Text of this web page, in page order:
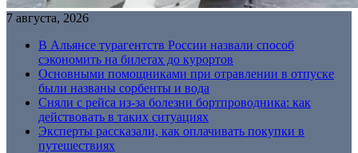
7 августа, 2026
В Альянсе турагентств России назвали способ
сэкономить на билетах до курортов
Основными помощниками при отравлении в отпуске
были названы сорбенты и вода
Сняли с рейса из-за болезни бортпроводника: как
действовать в таких ситуациях
Эксперты рассказали, как оплачивать покупки в
путешествиях